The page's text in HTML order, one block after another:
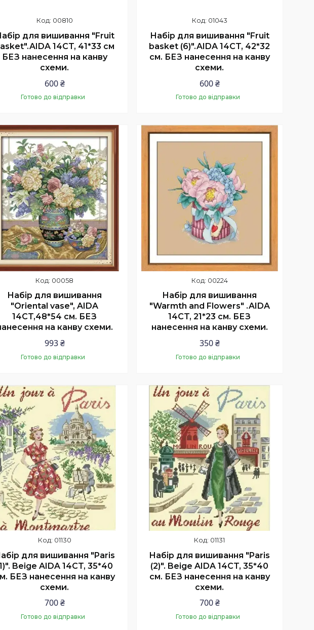
00810
для вишивання "Fruit
14CT, 41*33 см
БЕЗ нанесення на канву
схеми.
600 ₴
Готово до відправки
Купити
01043
Набір для вишивання "Fruit
basket (6)".AIDA 14CT, 42*32
см. БЕЗ нанесення на канву
схеми.
600 ₴
Готово до відправки
Купити
00058
Набір для вишивання
"Oriental vase", AIDA
14CT,48*54 см. БЕЗ
на канву схеми.
993 ₴
Готово до відправки
Купити
00224
Набір для вишивання
"Warmth and Flowers" .AIDA
14CT, 21*23 см. БЕЗ
нанесення на канву схеми.
350 ₴
Готово до відправки
Купити
01130
для вишивання "Paris
Beige AIDA 14CT, 35*40
БЕЗ нанесення на канву
схеми.
700 ₴
Готово до відправки
01131
Набір для вишивання "Paris
(2)". Beige AIDA 14CT, 35*40
см. БЕЗ нанесення на канву
схеми.
700 ₴
Готово до відправки